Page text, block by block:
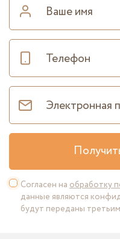
Согласен на обработку
данные являются
будут переданы